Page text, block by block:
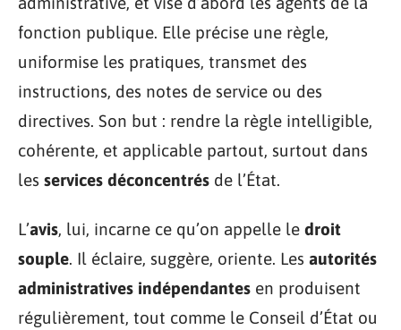
fonction publique. Elle précise une règle,
uniformise les pratiques, transmet des
instructions, des notes de service ou des
directives. Son but : rendre la règle intelligible,
cohérente, et applicable partout, surtout dans
les services déconcentrés de l’État.
L’avis, lui, incarne ce qu’on appelle le droit
souple. Il éclaire, suggère, oriente. Les autorités
administratives indépendantes en produisent
régulièrement, tout comme le Conseil d’État ou